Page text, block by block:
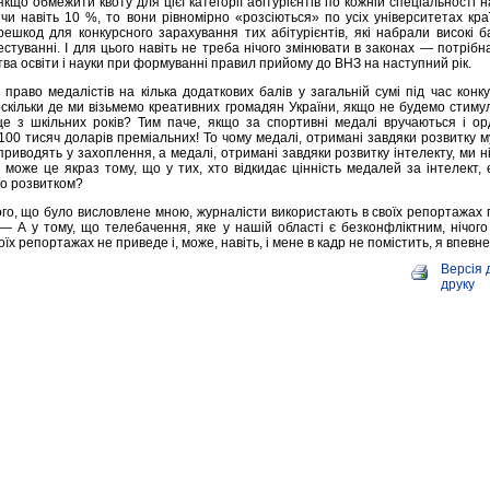
навіть 10 %, то вони рівномірно «розсіються» по усіх університетах
для конкурсного зарахування тих абітурiєнтів, які набрали високі
І для цього навіть не треба нічого змінювати в законах —
освіти і науки при формуванні правил прийому до ВНЗ на наступний рік.
медалістів на кілька додаткових балів у загальній сумі під час
де ми візьмемо креативних громадян України, якщо не будемо
з шкільних років? Тим паче, якщо за спортивні медалі вручаються і
тисяч доларів преміальних! То чому медалі, отримані завдяки розвитку
у захоплення, а медалі, отримані завдяки розвитку інтелекту, ми
це якраз тому, що у тих, хто відкидає цінність медалей за інтелект,
розвитком?
що було висловлене мною, журналісти використають в своїх
А у тому, що телебачення, яке у нашій області є безконфліктним, нічого
репортажах не приведе і, може, навіть, і мене в кадр не помістить, я
Версія
друку